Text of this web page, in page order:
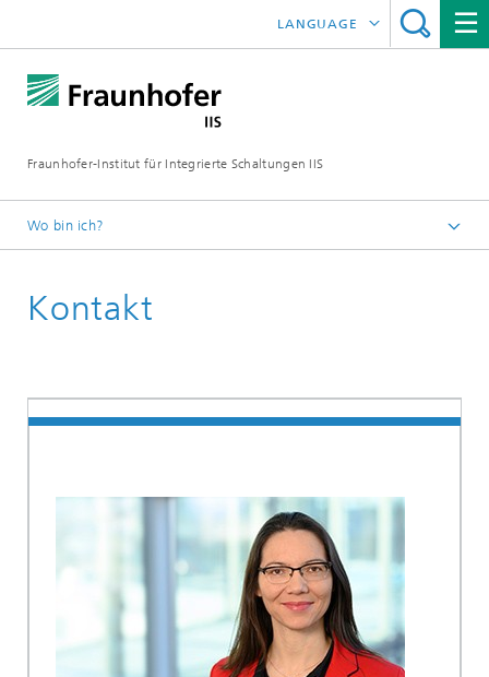
Fraunhofer-Institut für Integrierte Schaltungen IIS
LANGUAGE
中文
Wo bin ich?
Forschungsbereiche
Kontakt